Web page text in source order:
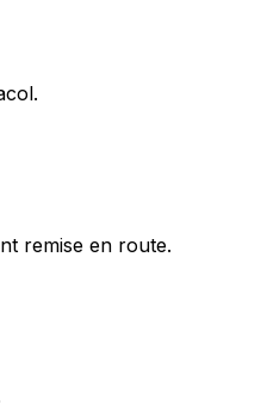
remise en route.